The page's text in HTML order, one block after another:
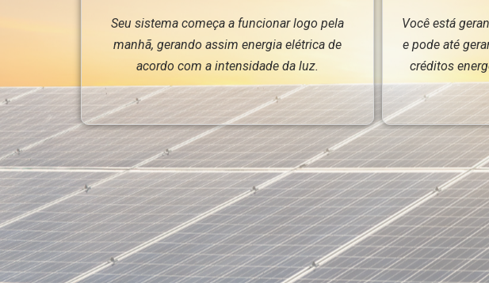
Seu sistema começa a funcionar logo pela
manhã, gerando assim energia elétrica de
acordo com a intensidade da luz.
Você está
e pode até
créditos